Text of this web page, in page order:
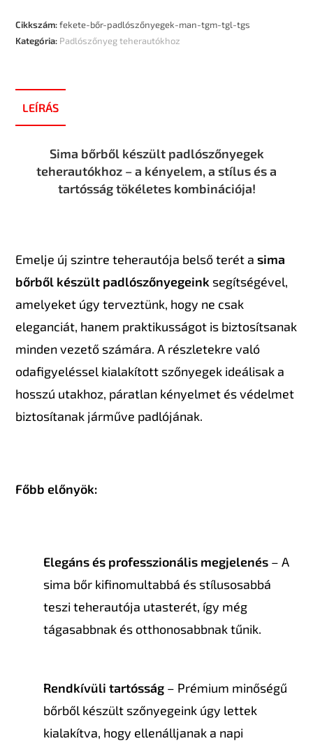
Cikkszám:fekete-bőr-padlószőnyegek-man-tgm-tgl-tgs
Kategória: Padlószőnyeg teherautókhoz
LEÍRÁS
Sima bőrből készült padlószőnyegek
teherautókhoz – a kényelem, a stílus és a
tartósság tökéletes kombinációja!
Emelje új szintre teherautója belső terét asima
bőrből készült padlószőnyegeink segítségével,
amelyeket úgy terveztünk, hogy ne csak
eleganciát, hanem praktikusságot is biztosítsanak
minden vezető számára. A részletekre való
odafigyeléssel kialakított szőnyegek ideálisak a
hosszú utakhoz, páratlan kényelmet és védelmet
biztosítanak járműve padlójának.
Főbb előnyök:
Elegáns és professzionális megjelenés – A
sima bőr kifinomultabbá és stílusosabbá
teszi teherautója utasterét, így még
tágasabbnak és otthonosabbnak tűnik.
Rendkívüli tartósság – Prémium minőségű
bőrből készült szőnyegeink úgy lettek
kialakítva, hogy ellenálljanak a napi